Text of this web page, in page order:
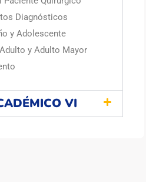
Diagnósticos
y Adolescente
y Adulto Mayor
VI